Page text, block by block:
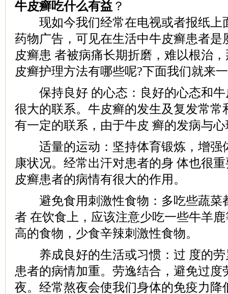
牛皮癣吃什么有益 ？
现如今我们经常在电视或者报纸上
药物广告，可见在生活中牛皮癣患者是
皮癣患 者被病痛长期折磨，难以根治
皮癣护理方法有哪些呢?下面我们就来
保持良好 的心态：良好的心态和牛
很大的联系。牛皮癣的发生及复发常常
有一定的联系，由于牛皮 癣的发病与
适量的运动：坚持体育锻炼，增强
康状况。经常出汗对患者的身 体也很
皮癣患者的病情有很大的作用。
避免食用刺激性食物：多吃些蔬菜
者 在饮食上，应该注意少吃一些牛羊
高的食物，少食辛辣刺激性食物。
养成良好的生活或习惯：过 度的劳
患者的病情加重。劳逸结合，避免过度
夜。经常熬夜会使我们身体的免疫力降